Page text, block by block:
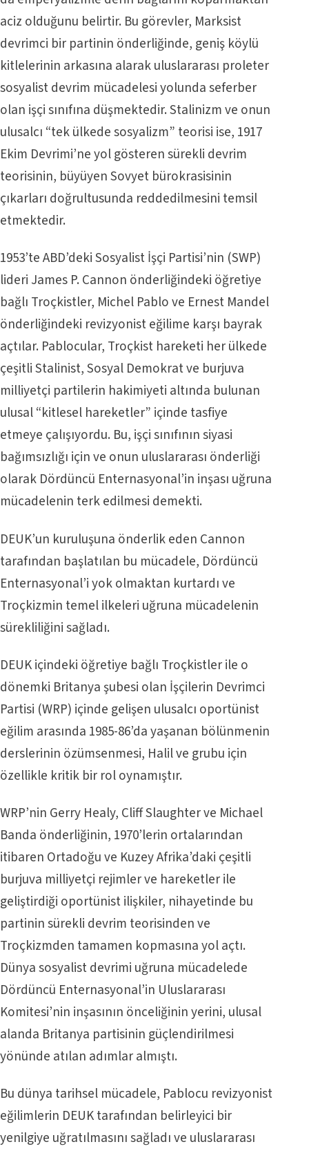
aciz olduğunu belirtir. Bu görevler, Marksist
devrimci bir partinin önderliğinde, geniş köylü
kitlelerinin arkasına alarak uluslararası proleter
sosyalist devrim mücadelesi yolunda seferber
olan işçi sınıfına düşmektedir. Stalinizm ve onun
ulusalcı “tek ülkede sosyalizm” teorisi ise, 1917
Ekim Devrimi’ne yol gösteren sürekli devrim
teorisinin, büyüyen Sovyet bürokrasisinin
çıkarları doğrultusunda reddedilmesini temsil
etmektedir.
1953’te ABD’deki Sosyalist İşçi Partisi’nin (SWP)
lideri James P. Cannon önderliğindeki öğretiye
bağlı Troçkistler, Michel Pablo ve Ernest Mandel
önderliğindeki revizyonist eğilime karşı bayrak
açtılar. Pablocular, Troçkist hareketi her ülkede
çeşitli Stalinist, Sosyal Demokrat ve burjuva
milliyetçi partilerin hakimiyeti altında bulunan
ulusal “kitlesel hareketler” içinde tasfiye
etmeye çalışıyordu. Bu, işçi sınıfının siyasi
bağımsızlığı için ve onun uluslararası önderliği
olarak Dördüncü Enternasyonal’in inşası uğruna
mücadelenin terk edilmesi demekti.
DEUK’un kuruluşuna önderlik eden Cannon
tarafından başlatılan bu mücadele, Dördüncü
Enternasyonal’i yok olmaktan kurtardı ve
Troçkizmin temel ilkeleri uğruna mücadelenin
sürekliliğini sağladı.
DEUK içindeki öğretiye bağlı Troçkistler ile o
dönemki Britanya şubesi olan İşçilerin Devrimci
Partisi (WRP) içinde gelişen ulusalcı oportünist
eğilim arasında 1985-86’da yaşanan bölünmenin
derslerinin özümsenmesi, Halil ve grubu için
özellikle kritik bir rol oynamıştır.
WRP’nin Gerry Healy, Cliff Slaughter ve Michael
Banda önderliğinin, 1970’lerin ortalarından
itibaren Ortadoğu ve Kuzey Afrika’daki çeşitli
burjuva milliyetçi rejimler ve hareketler ile
geliştirdiği oportünist ilişkiler, nihayetinde bu
partinin sürekli devrim teorisinden ve
Troçkizmden tamamen kopmasına yol açtı.
Dünya sosyalist devrimi uğruna mücadelede
Dördüncü Enternasyonal’in Uluslararası
Komitesi’nin inşasının önceliğinin yerini, ulusal
alanda Britanya partisinin güçlendirilmesi
yönünde atılan adımlar almıştı.
Bu dünya tarihsel mücadele, Pablocu revizyonist
eğilimlerin DEUK tarafından belirleyici bir
yenilgiye uğratılmasını sağladı ve uluslararası